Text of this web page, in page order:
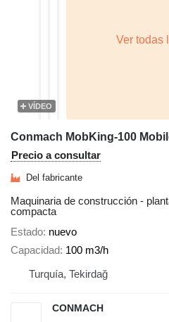
VÍDEO
Precio a consultar
Del fabricante
Maquinaria de construcción -
compacta
Estado nuevo
Capacidad 100 m3/h
Turquía, Tekirdağ
CONMACH